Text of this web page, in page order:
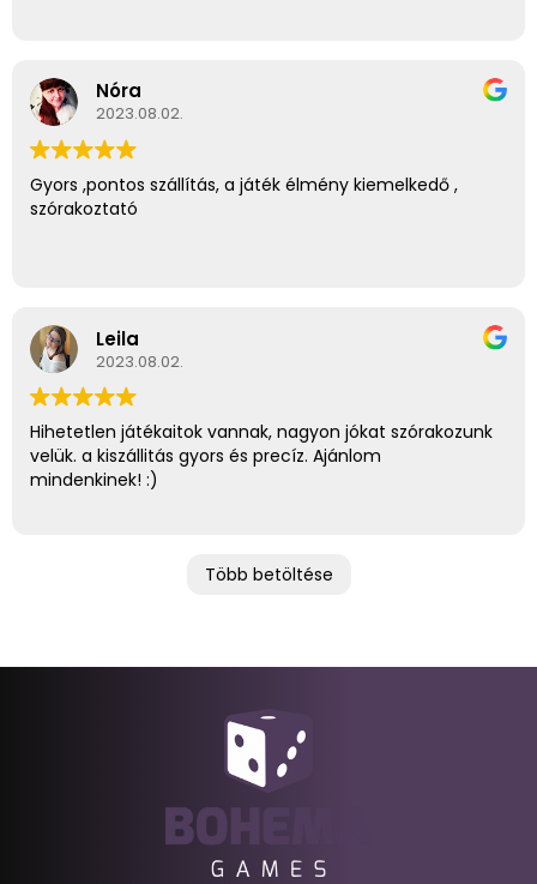
Nóra
2023.08.02.
Gyors ,pontos szállítás, a játék élmény kiemelkedő ,
szórakoztató
Leila
2023.08.02.
Hihetetlen játékaitok vannak, nagyon jókat szórakozunk
velük. a kiszállitás gyors és precíz. Ajánlom
mindenkinek! :)
Több betöltése